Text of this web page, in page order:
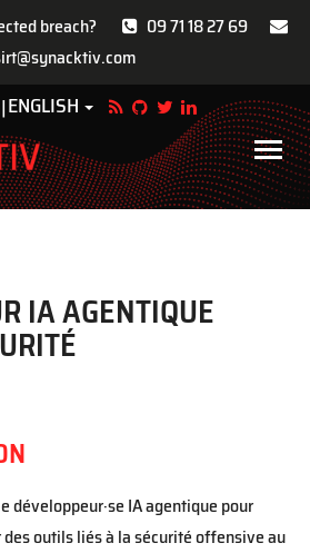
breach?
09 71 18 27 69
ENGLISH Toggle Dropdown
Main
IA AGENTIQUE
développeur·se IA agentique pour
outils liés à la sécurité offensive au